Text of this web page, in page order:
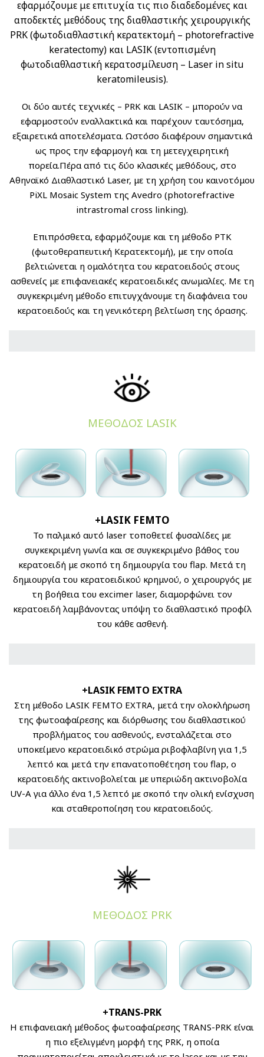
εφαρμόζουμε με επιτυχία τις πιο διαδεδομένες και
αποδεκτές μεθόδους της διαθλαστικής χειρουργικής
PRK (φωτοδιαθλαστική κερατεκτομή – photorefractive
keratectomy) και LASIK (εντοπισμένη
φωτοδιαθλαστική κερατοσμίλευση – Laser in situ
keratomileusis).
Οι δύο αυτές τεχνικές – PRK και LASIK – μπορούν να
εφαρμοστούν εναλλακτικά και παρέχουν ταυτόσημα,
εξαιρετικά αποτελέσματα. Ωστόσο διαφέρουν σημαντικά
ως προς την εφαρμογή και τη μετεγχειρητική
πορεία.Πέρα από τις δύο κλασικές μεθόδους, στο
Αθηναϊκό Διαθλαστικό Laser, με τη χρήση του καινοτόμου
PiXL Mosaic System της Avedro (photorefractive
intrastromal cross linking).
Επιπρόσθετα, εφαρμόζουμε και τη μέθοδο PTK
(φωτοθεραπευτική Κερατεκτομή), με την οποία
βελτιώνεται η ομαλότητα του κερατοειδούς στους
ασθενείς με επιφανειακές κερατοειδικές ανωμαλίες. Με τη
συγκεκριμένη μέθοδο επιτυγχάνουμε τη διαφάνεια του
κερατοειδούς και τη γενικότερη βελτίωση της όρασης.
ΜΕΘΟΔΟΣ LASIK
+LASIK FEMTO
Το παλμικό αυτό laser τοποθετεί φυσαλίδες με
συγκεκριμένη γωνία και σε συγκεκριμένο βάθος του
κερατοειδή με σκοπό τη δημιουργία του flap. Μετά τη
δημιουργία του κερατοειδικού κρημνού, ο χειρουργός με
τη βοήθεια του excimer laser, διαμορφώνει τον
κερατοειδή λαμβάνοντας υπόψη το διαθλαστικό προφίλ
του κάθε ασθενή.
+LASIK FEMTO EXTRA
Στη μέθοδο LASIK FEMTO EXTRA, μετά την ολοκλήρωση
της φωτοαφαίρεσης και διόρθωσης του διαθλαστικού
προβλήματος του ασθενούς, ενσταλάζεται στο
υποκείμενο κερατοειδικό στρώμα ριβοφλαβίνη για 1,5
λεπτό και μετά την επανατοποθέτηση του flap, ο
κερατοειδής ακτινοβολείται με υπεριώδη ακτινοβολία
UV-A για άλλο ένα 1,5 λεπτό με σκοπό την ολική ενίσχυση
και σταθεροποίηση του κερατοειδούς.
ΜΕΘΟΔΟΣ PRK
+TRANS-PRK
Η επιφανειακή μέθοδος φωτοαφαίρεσης TRANS-PRK είναι
η πιο εξελιγμένη μορφή της PRK, η οποία